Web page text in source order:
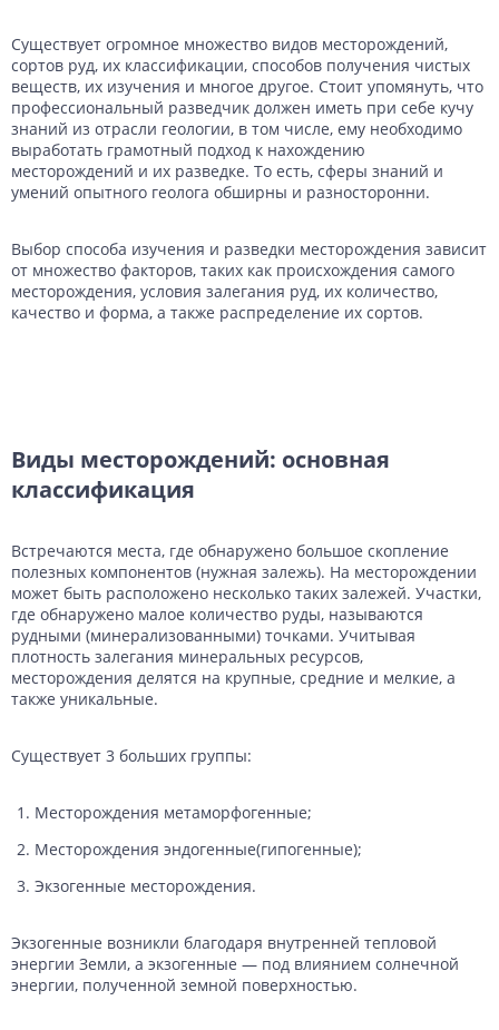
Существует огромное множество видов месторождений,
сортов руд, их классификации, способов получения чистых
веществ, их изучения и многое другое. Стоит упомянуть, что
профессиональный разведчик должен иметь при себе кучу
знаний из отрасли геологии, в том числе, ему необходимо
выработать грамотный подход к нахождению
месторождений и их разведке. То есть, сферы знаний и
умений опытного геолога обширны и разносторонни.
Выбор способа изучения и разведки месторождения зависит
от множество факторов, таких как происхождения самого
месторождения, условия залегания руд, их количество,
качество и форма, а также распределение их сортов.
Виды месторождений: основная
классификация
Встречаются места, где обнаружено большое скопление
полезных компонентов (нужная залежь). На месторождении
может быть расположено несколько таких залежей. Участки,
где обнаружено малое количество руды, называются
рудными (минерализованными) точками. Учитывая
плотность залегания минеральных ресурсов,
месторождения делятся на крупные, средние и мелкие, а
также уникальные.
Существует 3 больших группы:
Месторождения метаморфогенные;
Месторождения эндогенные(гипогенные);
Экзогенные месторождения.
Экзогенные возникли благодаря внутренней тепловой
энергии Земли, а экзогенные — под влиянием солнечной
энергии, полученной земной поверхностью.
Топографические, тематические и специальные карты
Картография
Банковское дело и Страхование
Оборона и Геопространственная разведка
Картография
Судебная экспертиза